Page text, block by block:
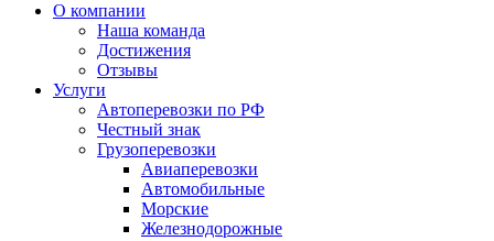
О компании
Наша команда
Достижения
Отзывы
Услуги
Автоперевозки по РФ
Честный знак
Грузоперевозки
Авиаперевозки
Автомобильные
Морские
Железнодорожные